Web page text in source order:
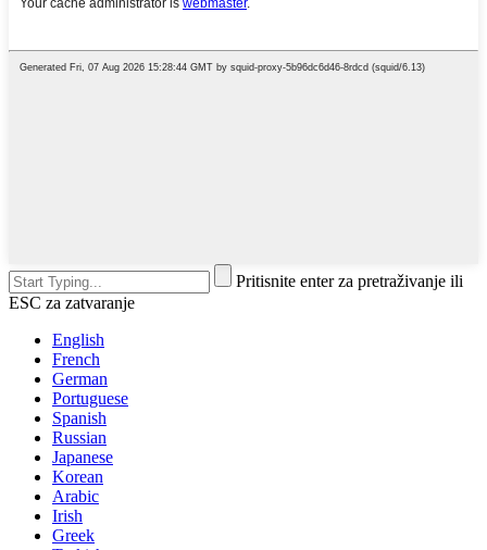
Pritisnite enter za pretraživanje ili
ESC za zatvaranje
English
French
German
Portuguese
Spanish
Russian
Japanese
Korean
Arabic
Irish
Greek